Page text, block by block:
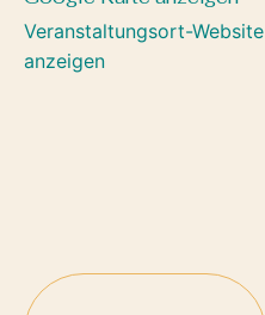
Veranstaltungsort-Website
anzeigen